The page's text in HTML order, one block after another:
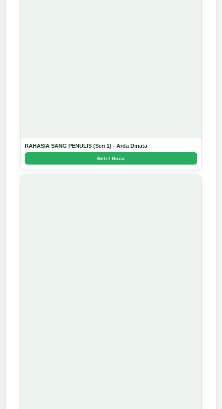
RAHASIA SANG PENULIS (Seri 1) - Arda Dinata
Beli / Baca